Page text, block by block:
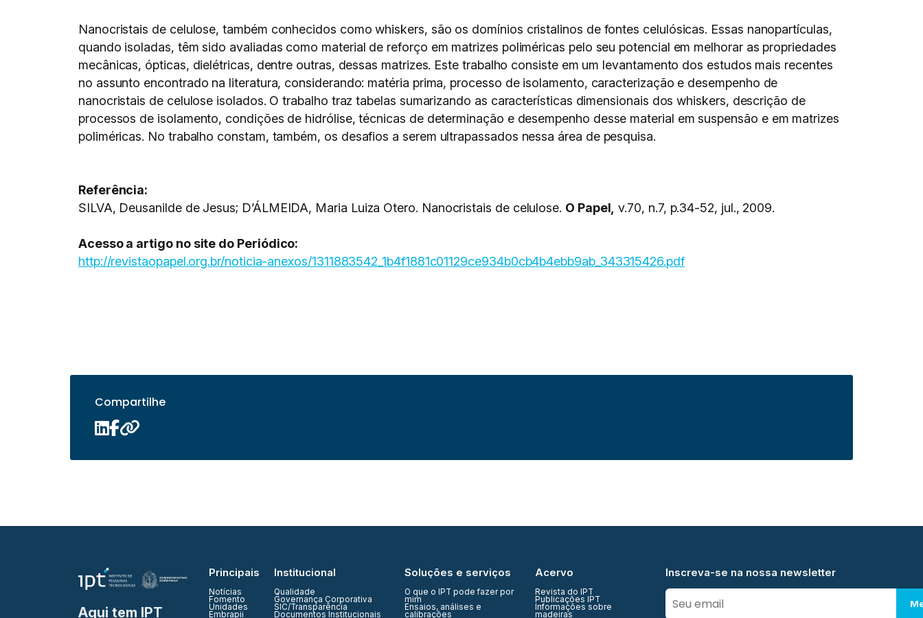
Nanocristais de celulose, também conhecidos como whiskers, são os domínios cristalinos de fontes celulósicas. Essas nanopartículas,
quando isoladas, têm sido avaliadas como material de reforço em matrizes poliméricas pelo seu potencial em melhorar as propriedades
mecânicas, ópticas, dielétricas, dentre outras, dessas matrizes. Este trabalho consiste em um levantamento dos estudos mais recentes
no assunto encontrado na literatura, considerando: matéria prima, processo de isolamento, caracterização e desempenho de
nanocristais de celulose isolados. O trabalho traz tabelas sumarizando as características dimensionais dos whiskers, descrição de
processos de isolamento, condições de hidrólise, técnicas de determinação e desempenho desse material em suspensão e em matrizes
poliméricas. No trabalho constam, também, os desafios a serem ultrapassados nessa área de pesquisa.
Referência:
SILVA, Deusanilde de Jesus; D’ÁLMEIDA, Maria Luiza Otero. Nanocristais de celulose. O Papel, v.70, n.7, p.34-52, jul., 2009.
Acesso a artigo no site do Periódico:
http://revistaopapel.org.br/noticia-anexos/1311883542_1b4f1881c01129ce934b0cb4b4ebb9ab_343315426.pdf
Compartilhe
Aqui tem IPT
Principais
Notícias
Fomento
Unidades
Embrapii
Institucional
Qualidade
Governança Corporativa
SIC/Transparência
Documentos Institucionais
Soluções e serviços
O que o IPT pode fazer por
mim
Ensaios, análises e
calibrações
Acervo
Revista do IPT
Publicações IPT
Informações sobre
madeiras
Inscreva-se na nossa newsletter